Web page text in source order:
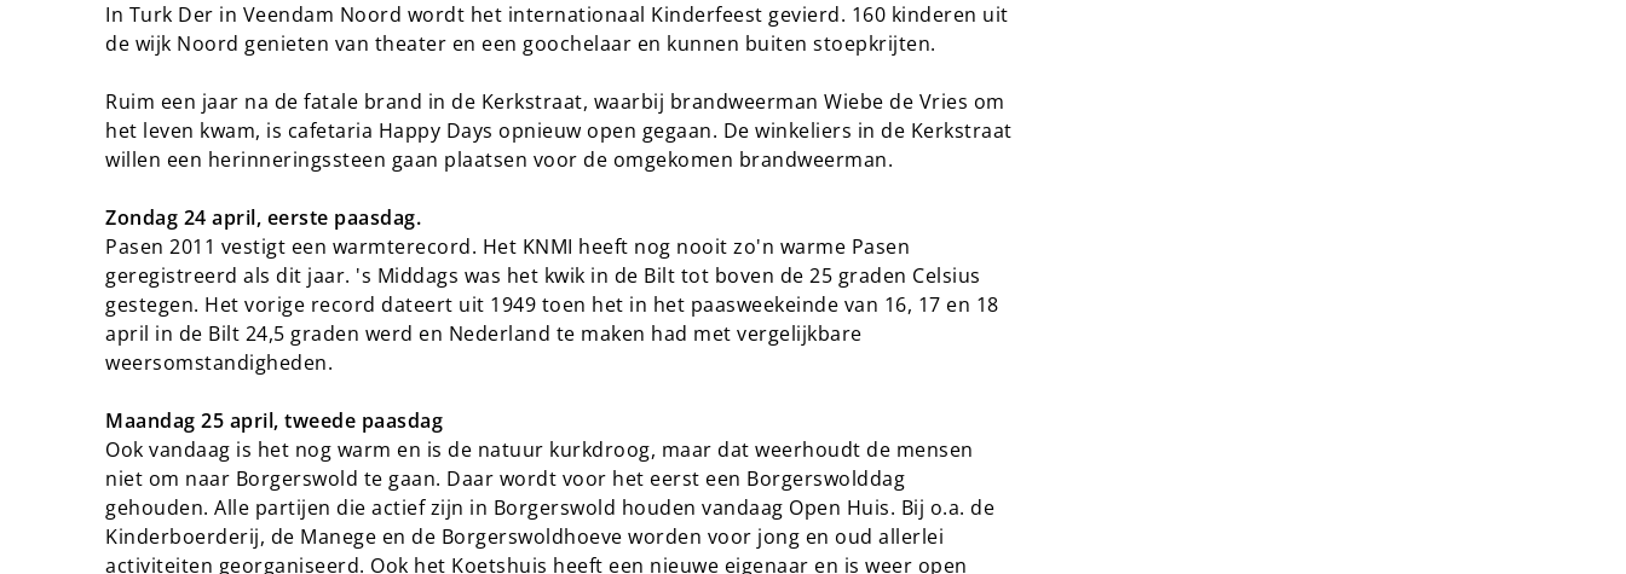
In Turk Der in Veendam Noord wordt het internationaal Kinderfeest gevierd. 160 kinderen uit
de wijk Noord genieten van theater en een goochelaar en kunnen buiten stoepkrijten.
Ruim een jaar na de fatale brand in de Kerkstraat, waarbij brandweerman Wiebe de Vries om
het leven kwam, is cafetaria Happy Days opnieuw open gegaan. De winkeliers in de Kerkstraat
willen een herinneringssteen gaan plaatsen voor de omgekomen brandweerman.
Zondag 24 april, eerste paasdag.
Pasen 2011 vestigt een warmterecord. Het KNMI heeft nog nooit zo'n warme Pasen
geregistreerd als dit jaar. 's Middags was het kwik in de Bilt tot boven de 25 graden Celsius
gestegen. Het vorige record dateert uit 1949 toen het in het paasweekeinde van 16, 17 en 18
april in de Bilt 24,5 graden werd en Nederland te maken had met vergelijkbare
weersomstandigheden.
Maandag 25 april, tweede paasdag
Ook vandaag is het nog warm en is de natuur kurkdroog, maar dat weerhoudt de mensen
niet om naar Borgerswold te gaan. Daar wordt voor het eerst een Borgerswolddag
gehouden. Alle partijen die actief zijn in Borgerswold houden vandaag Open Huis. Bij o.a. de
Kinderboerderij, de Manege en de Borgerswoldhoeve worden voor jong en oud allerlei
activiteiten georganiseerd. Ook het Koetshuis heeft een nieuwe eigenaar en is weer open